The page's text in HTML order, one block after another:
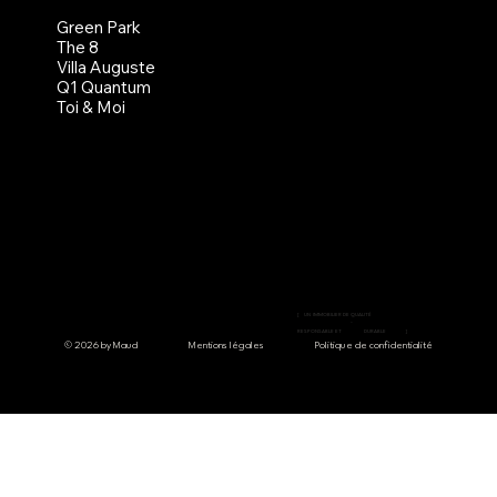
Green Park
The 8
Villa Auguste
Q1 Quantum
Toi & Moi
IMMOBILIER DE QUALITÉ
© 2026 by Maud Mentions légales Politique de confidentialité